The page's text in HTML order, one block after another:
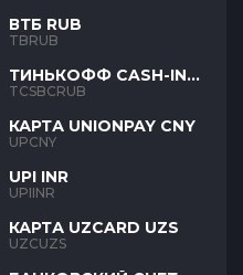
ВТБ RUB
TBRUB
ТИНЬКОФФ CASH-IN
RUB
TCSBCRUB
КАРТА UNIONPAY CNY
UPCNY
UPI INR
UPIINR
КАРТА UZCARD UZS
UZCUZS